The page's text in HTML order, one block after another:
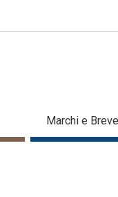
alloMarchi e